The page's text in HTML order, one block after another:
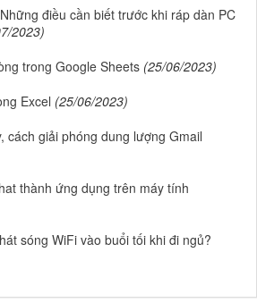
điều cần biết trước khi ráp dàn PC
2023)
trong Google Sheets (25/06/2023)
Excel (25/06/2023)
cách giải phóng dung lượng Gmail
thành ứng dụng trên máy tính
sóng WiFi vào buổi tối khi đi ngủ?